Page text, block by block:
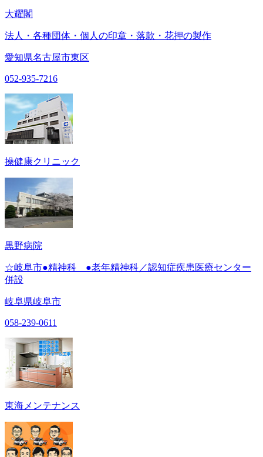
大耀閣
法人・各種団体・個人の印章・落款・花押の製作
愛知県名古屋市東区
052-935-7216
操健康クリニック
黒野病院
☆岐阜市●精神科 ●老年精神科／認知症疾患医療センター
併設
岐阜県岐阜市
058-239-0611
東海メンテナンス